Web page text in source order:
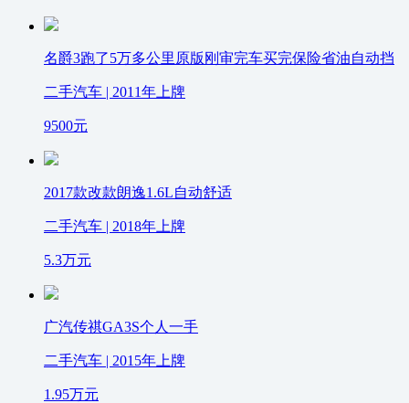
名爵3跑了5万多公里原版刚审完车买完保险省油自动挡
二手汽车 | 2011年上牌
9500元
2017款改款朗逸1.6L自动舒适
二手汽车 | 2018年上牌
5.3万元
广汽传祺GA3S个人一手
二手汽车 | 2015年上牌
1.95万元